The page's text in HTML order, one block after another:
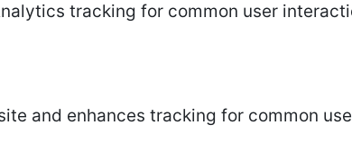
tracking for common user
and enhances tracking for common